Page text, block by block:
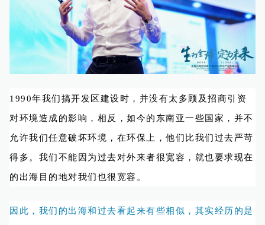
1990年我们搞开发区建设时，并没有太多顾及招商引资
对环境造成的影响，相反，如今的东南亚一些国家，并不
允许我们任意破坏环境，在环保上，他们比我们过去严苛
得多。我们不能因为过去对外来者很宽容，就也要求现在
的出海目的地对我们也很宽容。
因此，我们的出海和过去看起来有些相似，其实经历的是